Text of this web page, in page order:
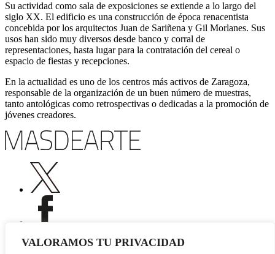
VALORAMOS TU PRIVACIDAD
Su actividad como sala de exposiciones se extiende a lo largo del
siglo XX. El edificio es una construcción de época renacentista
concebida por los arquitectos Juan de Sariñena y Gil Morlanes. Sus
usos han sido muy diversos desde banco y corral de
representaciones, hasta lugar para la contratación del cereal o
espacio de fiestas y recepciones.
En la actualidad es uno de los centros más activos de Zaragoza,
responsable de la organización de un buen número de muestras,
tanto antológicas como retrospectivas o dedicadas a la promoción de
jóvenes creadores.